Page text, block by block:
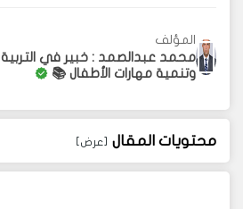
المؤلف
محمد عبدالصمد : خبير في التربية
وتنمية مهارات الأطفال 📚
محتويات المقال